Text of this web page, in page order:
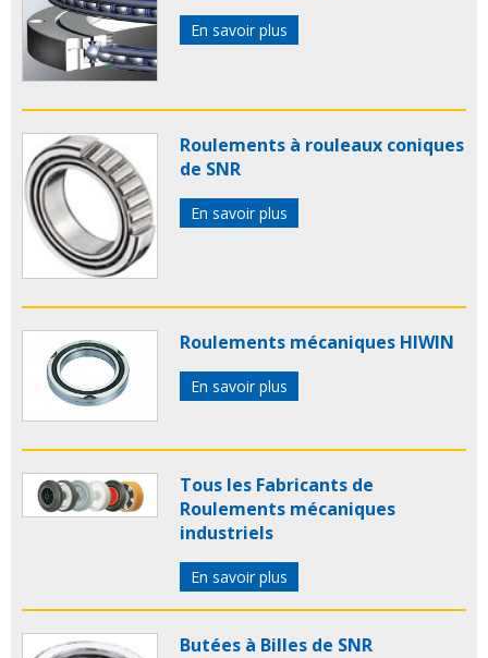
En savoir plus
Roulements à rouleaux coniques
de SNR
En savoir plus
Roulements mécaniques HIWIN
En savoir plus
Tous les Fabricants de
Roulements mécaniques
industriels
En savoir plus
Butées à Billes de SNR